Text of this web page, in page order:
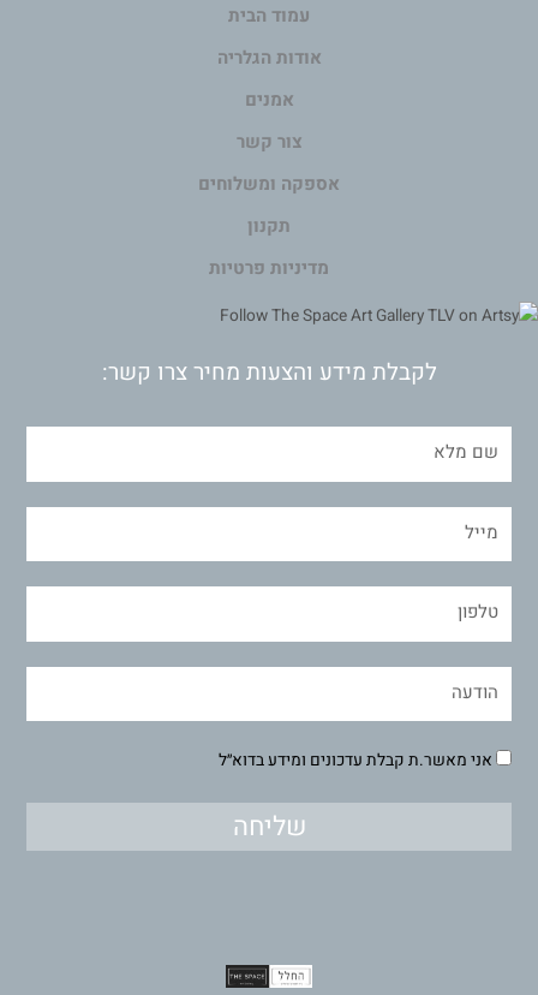
עמוד הבית
אודות הגלריה
אמנים
צור קשר
אספקה ומשלוחים
תקנון
מדיניות פרטיות
לקבלת מידע והצעות מחיר צרו קשר:
אני מאשר.ת קבלת עדכונים ומידע בדוא״ל
שליחה